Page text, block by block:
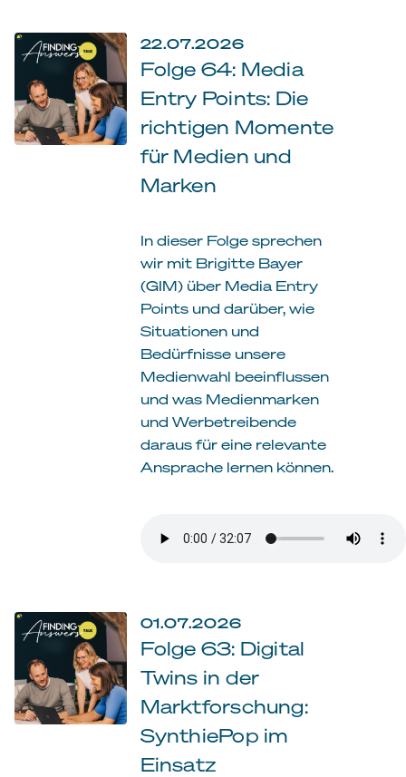
22.07.2026
Folge 64: Media
Entry Points: Die
richtigen Momente
für Medien und
Marken
In dieser Folge sprechen
wir mit Brigitte Bayer
(GIM) über Media Entry
Points und darüber, wie
Situationen und
Bedürfnisse unsere
Medienwahl beeinflussen
und was Medienmarken
und Werbetreibende
daraus für eine relevante
Ansprache lernen können.
01.07.2026
Folge 63: Digital
Twins in der
Marktforschung:
SynthiePop im
Einsatz